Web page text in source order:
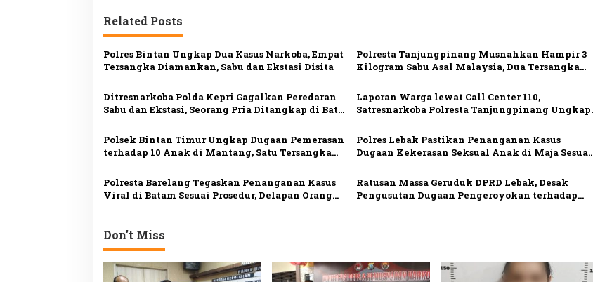
i
g
a
s
i
p
o
s
Related Posts
Polres Bintan Ungkap Dua Kasus Narkoba, Empat
Tersangka Diamankan, Sabu dan Ekstasi Disita
Polresta Tanjungpinang Musnahkan Hampir 3
Kilogram Sabu Asal Malaysia, Dua Tersangka
Ditresnarkoba Polda Kepri Gagalkan Peredaran
Sabu dan Ekstasi, Seorang Pria Ditangkap di Batu
Laporan Warga lewat Call Center 110,
Satresnarkoba Polresta Tanjungpinang Ungkap
Polsek Bintan Timur Ungkap Dugaan Pemerasan
terhadap 10 Anak di Mantang, Satu Tersangka
Polres Lebak Pastikan Penanganan Kasus
Dugaan Kekerasan Seksual Anak di Maja Sesuai
Polresta Barelang Tegaskan Penanganan Kasus
Viral di Batam Sesuai Prosedur, Delapan Orang
Ratusan Massa Geruduk DPRD Lebak, Desak
Pengusutan Dugaan Pengeroyokan terhadap
Don't Miss